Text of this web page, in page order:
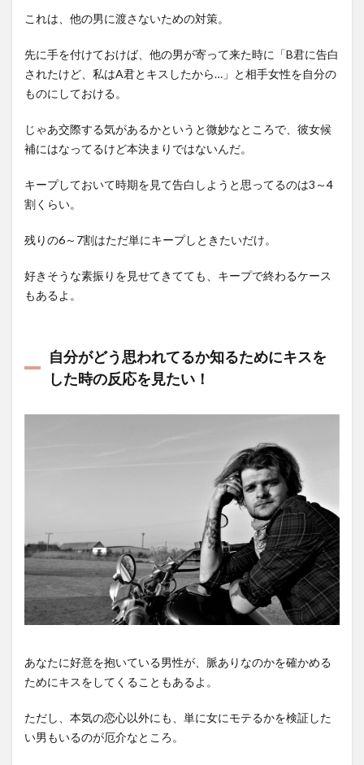
これは、他の男に渡さないための対策。
先に手を付けておけば、他の男が寄って来た時に「B君に告白
されたけど、私はA君とキスしたから…」と相手女性を自分の
ものにしておける。
じゃあ交際する気があるかというと微妙なところで、彼女候
補にはなってるけど本決まりではないんだ。
キープしておいて時期を見て告白しようと思ってるのは3～4
割くらい。
残りの6～7割はただ単にキープしときたいだけ。
好きそうな素振りを見せてきてても、キープで終わるケース
もあるよ。
自分がどう思われてるか知るためにキスを
した時の反応を見たい！
あなたに好意を抱いている男性が、脈ありなのかを確かめる
ためにキスをしてくることもあるよ。
ただし、本気の恋心以外にも、単に女にモテるかを検証した
い男もいるのが厄介なところ。